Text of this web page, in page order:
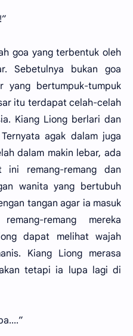
goa yang terbentuk oleh
Sebetulnya bukan goa
yang bertumpuk-tumpuk
itu terdapat celah-celah
Kiang Liong berlari dan
agak dalam juga
dalam makin lebar, ada
ini remang-remang dan
wanita yang bertubuh
tangan agar ia masuk
remang mereka
dapat melihat wajah
Kiang Liong merasa
tetapi ia lupa lagi di